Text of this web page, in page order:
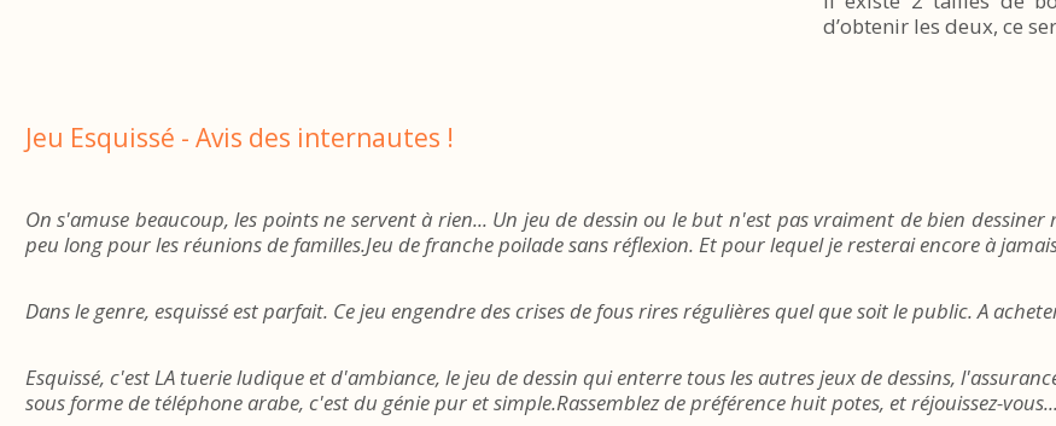
d’obtenir les deux, ce
Jeu Esquissé - Avis des internautes !
On s'amuse beaucoup, les points ne servent à rien... Un jeu de dessin ou le but n'est pas vraiment de bien
peu long pour les réunions de familles.Jeu de franche poilade sans réflexion. Et pour lequel je resterai encore à
Dans le genre, esquissé est parfait. Ce jeu engendre des crises de fous rires régulières quel que soit le public. A
Esquissé, c'est LA tuerie ludique et d'ambiance, le jeu de dessin qui enterre tous les autres jeux de dessins,
sous forme de téléphone arabe, c'est du génie pur et simple.Rassemblez de préférence huit potes, et réjouissez-vous...